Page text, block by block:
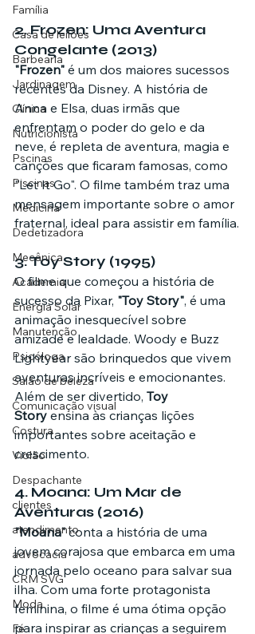
Família
Casa de leilões
Barbearia
Jardinagem
Clínica
Nutricionista
Pscinas
Piscinas
Medicina
Dedetizadora
Mecânica
Academia
Energia Solar
Manutenção
Psicóloga
Salão de beleza
Comunicação visual
Costura
Violão
Despachante
clientes
atendimento
advocacia
CRM SVG
Moda
Fé
2. Frozen: Uma Aventura
Congelante (2013)
"Frozen" é um dos maiores sucessos
recentes da Disney. A história de
Anna e Elsa, duas irmãs que
enfrentam o poder do gelo e da
neve, é repleta de aventura, magia e
canções que ficaram famosas, como
"Let It Go". O filme também traz uma
mensagem importante sobre o amor
fraternal, ideal para assistir em família.
3. Toy Story (1995)
O filme que começou a história de
sucesso da Pixar, "Toy Story", é uma
animação inesquecível sobre
amizade e lealdade. Woody e Buzz
Lightyear são brinquedos que vivem
aventuras incríveis e emocionantes.
Além de ser divertido, Toy
Story ensina às crianças lições
importantes sobre aceitação e
crescimento.
4. Moana: Um Mar de
Aventuras (2016)
"Moana" conta a história de uma
jovem corajosa que embarca em uma
jornada pelo oceano para salvar sua
ilha. Com uma forte protagonista
feminina, o filme é uma ótima opção
para inspirar as crianças a seguirem